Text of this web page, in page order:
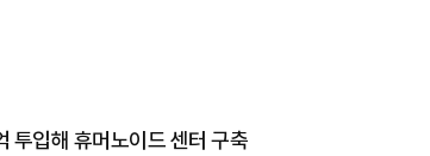
투입해 휴머노이드 센터 구축